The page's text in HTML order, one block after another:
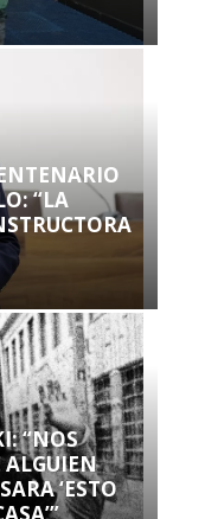
“LA
“NOS
ALGUIEN
‘ESTO